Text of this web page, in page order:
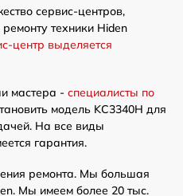
сервис-центров,
техники Hiden
центр выделяется
мастера - специалисты по
модель KC3340H для
На все виды
гарантия.
ремонта. Мы большая
Мы имеем более 20 тыс.